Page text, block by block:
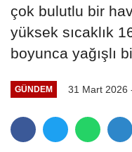
çok bulutlu bir
yüksek sıcaklık
boyunca yağışlı
GÜNDEM 31 Mart 2026